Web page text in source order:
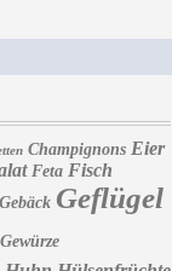
Champignons Eier
Feta Fisch
Gebäck Geflügel
Gewürze